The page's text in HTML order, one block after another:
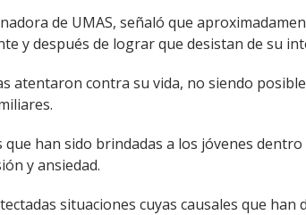
de UMAS, señaló que
y después de lograr que desistan de su
atentaron contra su vida, no siendo
han sido brindadas a los jóvenes
y ansiedad.
situaciones cuyas causales que